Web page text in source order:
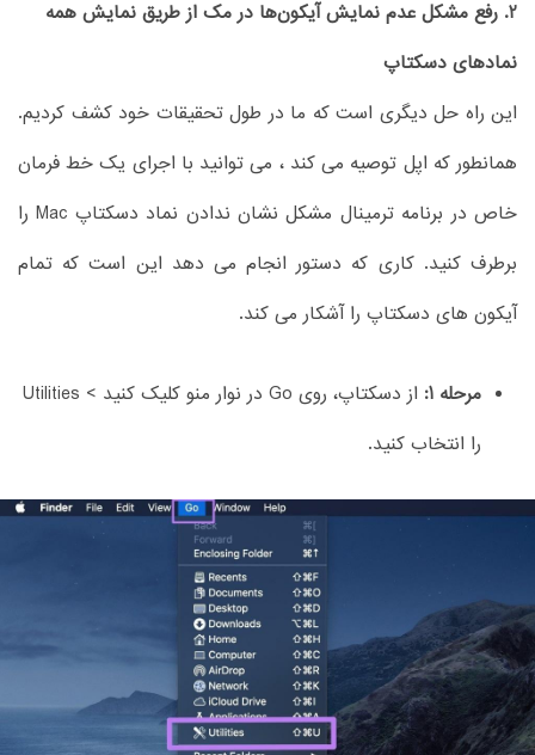
2. رفع مشکل عدم نمایش آیکون‌ها در مک از طریق نمایش همه
نمادهای دسکتاپ
این راه حل دیگری است که ما در طول تحقیقات خود کشف کردیم.
همانطور که اپل توصیه می کند ، می توانید با اجرای یک خط فرمان
خاص در برنامه ترمینال مشکل نشان ندادن نماد دسکتاپ Mac را
برطرف کنید. کاری که دستور انجام می دهد این است که تمام
آیکون های دسکتاپ را آشکار می کند.
مرحله 1:
از دسکتاپ، روی Go در نوار منو کلیک کنید > Utilities
را انتخاب کنید.